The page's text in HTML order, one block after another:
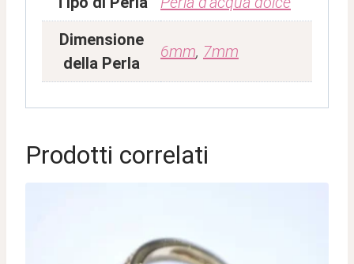
Dimensione
della Perla
6mm, 7mm
Prodotti correlati